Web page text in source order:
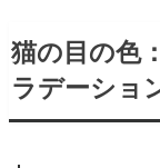
猫の目の色
ラデーショ